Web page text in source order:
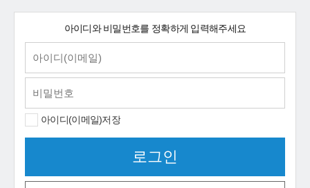
아이디와 비밀번호를 정확하게 입력해주세요
아이디(이메일)저장